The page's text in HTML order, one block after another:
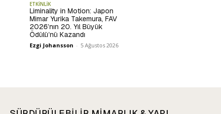
ETKİNLİK
Liminality in Motion: Japon
Mimar Yurika Takemura, FAV
2026’nın 20. Yıl Büyük
Ödülü’nü Kazandı
Ezgi Johansson - 5 Ağustos 2026